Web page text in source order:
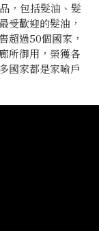
，包括髮油、髮
受歡迎的髮油，
超過50個國家，
所御用，榮獲各
國家都是家喻戶